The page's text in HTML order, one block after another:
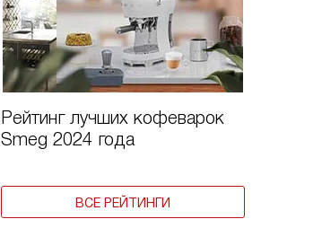
Рейтинг лучших кофеварок
Smeg 2024 года
ВСЕ РЕЙТИНГИ